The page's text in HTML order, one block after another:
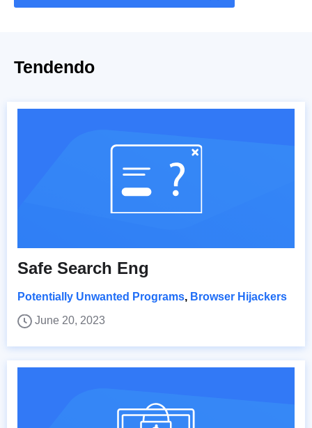
Tendendo
Safe Search Eng
Potentially Unwanted Programs, Browser Hijackers
June 20, 2023